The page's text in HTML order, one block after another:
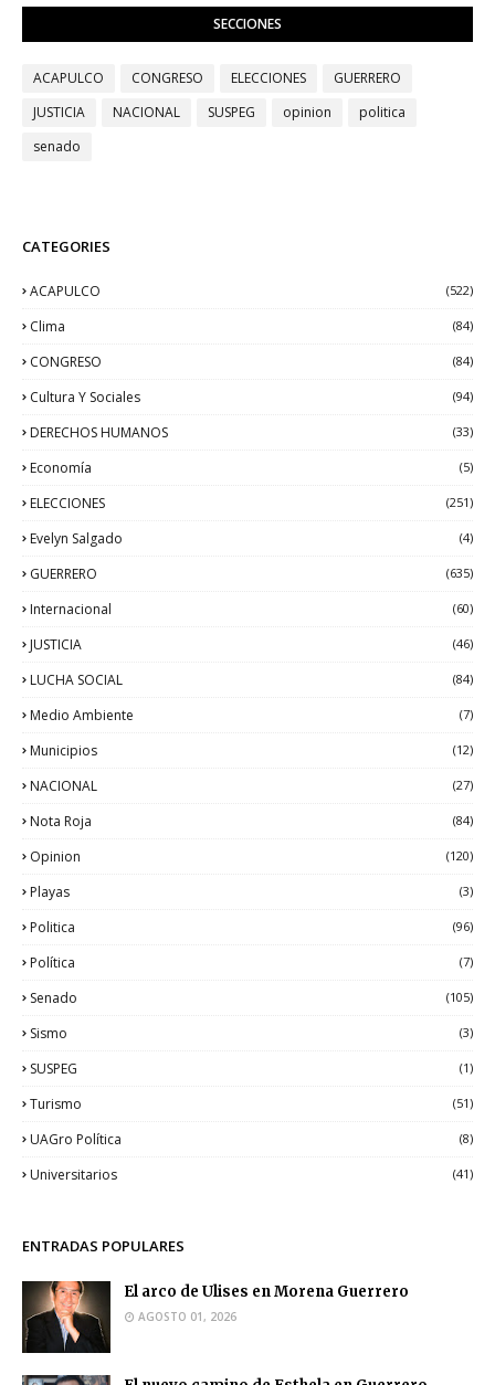
SECCIONES
ACAPULCO CONGRESO ELECCIONES
GUERRERO
JUSTICIA
NACIONAL SUSPEG opinion
politica
senado
CATEGORIES
ACAPULCO (522)
Clima (84)
CONGRESO (84)
Cultura Y Sociales (94)
DERECHOS HUMANOS (33)
Economía (5)
ELECCIONES (251)
Evelyn Salgado (4)
GUERRERO (635)
Internacional (60)
JUSTICIA (46)
LUCHA SOCIAL (84)
Medio Ambiente (7)
Municipios (12)
NACIONAL (27)
Nota Roja (84)
Opinion (120)
Playas (3)
Politica (96)
Política (7)
Senado (105)
Sismo (3)
SUSPEG (1)
Turismo (51)
UAGro Política (8)
Universitarios (41)
ENTRADAS POPULARES
El arco de Ulises en Morena Guerrero
AGOSTO 01, 2026